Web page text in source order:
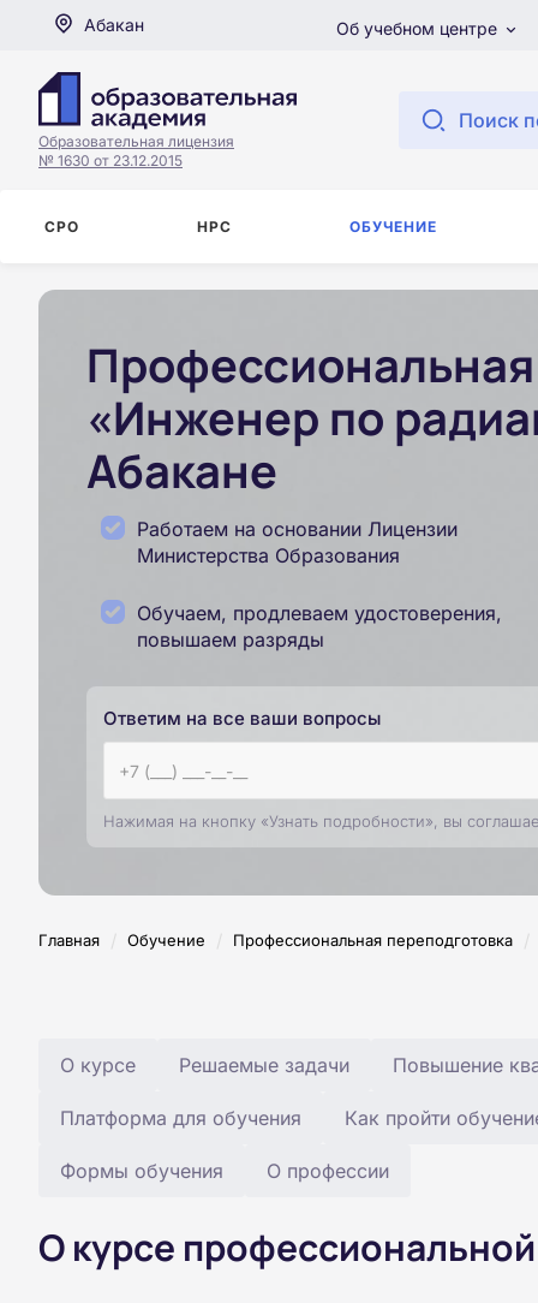
Абакан Об учебном центре
Образовательная лицензия
№ 1630 от 23.12.2015
Поиск
СРО НРС ОБУЧЕНИЕ
«Инженер по
Абакане
Работаем на основании Лицензии
Министерства Образования
Обучаем, продлеваем удостоверения,
повышаем разряды
Ответим на все ваши вопросы
Нажимая на кнопку «Узнать подробности», вы
Главная / Обучение / Профессиональная переподготовка /
О курсе Решаемые задачи Повышение
Платформа для обучения Как пройти
Формы обучения О профессии
О курсе